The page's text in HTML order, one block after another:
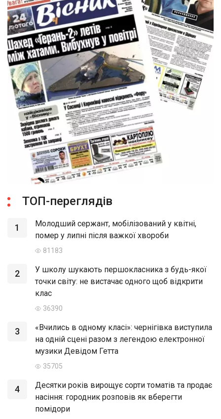
ТОП-переглядів
1
Молодший сержант, мобілізований у квітні,
помер у липні після важкої хвороби
81183
2
У школу шукають першокласника з будь-якої
точки світу: не вистачає одного щоб відкрити
клас
36390
3
«Вчились в одному класі»: чернігівка виступила
на одній сцені разом з легендою електронної
музики Девідом Гетта
35705
4
Десятки років вирощує сорти томатів та продає
насіння: городник розповів як вберегти
помідори